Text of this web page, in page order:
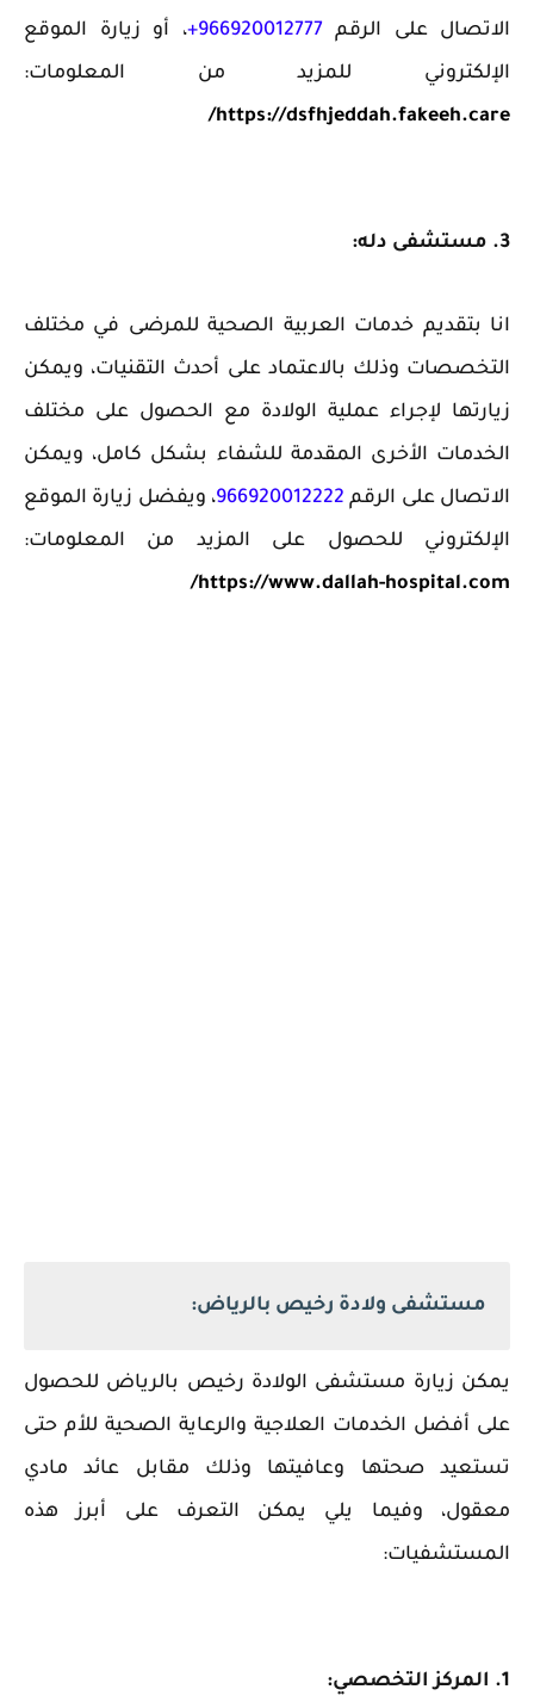
الاتصال على الرقم 966920012777+ ، أو زيارة الموقع
الإلكتروني للمزيد من المعلومات:
https://dsfhjeddah.fakeeh.care/
3. مستشفى دله:
انا بتقديم خدمات العربية الصحية للمرضى في مختلف
التخصصات وذلك بالاعتماد على أحدث التقنيات، ويمكن
زيارتها لإجراء عملية الولادة مع الحصول على مختلف
الخدمات الأخرى المقدمة للشفاء بشكل كامل، ويمكن
الاتصال على الرقم 966920012222، ويفضل زيارة الموقع
الإلكتروني للحصول على المزيد من المعلومات:
https://www.dallah-hospital.com/
مستشفى ولادة رخيص بالرياض:
‏يمكن زيارة مستشفى الولادة رخيص بالرياض للحصول
على أفضل الخدمات العلاجية والرعاية الصحية للأم حتى
تستعيد صحتها وعافيتها وذلك مقابل عائد مادي
معقول، وفيما يلي يمكن التعرف على أبرز هذه
المستشفيات:
1. المركز التخصصي: